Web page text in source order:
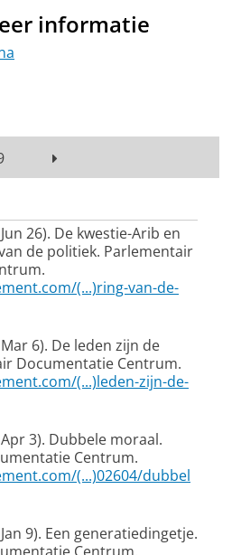
informatie
26). De kwestie-Arib en
de politiek. Parlementair
(...)ring-van-de-
6). De leden zijn de
Documentatie Centrum.
(...)leden-zijn-de-
3). Dubbele moraal.
Centrum.
(...)02604/dubbel
9). Een generatiedingetje.